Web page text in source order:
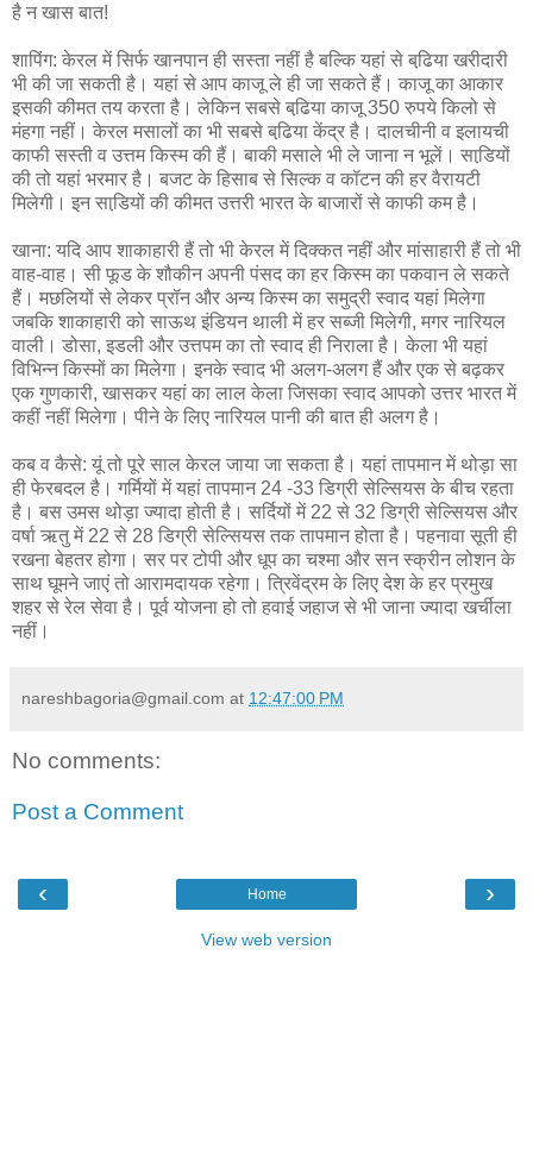
है न खास बात!
शापिंग: केरल में सिर्फ खानपान ही सस्ता नहीं है बल्कि यहां से बढि़या खरीदारी
भी की जा सकती है। यहां से आप काजू ले ही जा सकते हैं। काजू का आकार
इसकी कीमत तय करता है। लेकिन सबसे बढि़या काजू 350 रुपये किलो से
मंहगा नहीं। केरल मसालों का भी सबसे बढि़या केंद्र है। दालचीनी व इलायची
काफी सस्ती व उत्तम किस्म की हैं। बाकी मसाले भी ले जाना न भूलें। साडि़यों
की तो यहां भरमार है। बजट के हिसाब से सिल्क व कॉटन की हर वैरायटी
मिलेगी। इन साडि़यों की कीमत उत्तरी भारत के बाजारों से काफी कम है।
खाना: यदि आप शाकाहारी हैं तो भी केरल में दिक्कत नहीं और मांसाहारी हैं तो भी
वाह-वाह। सी फूड के शौकीन अपनी पंसद का हर किस्म का पकवान ले सकते
हैं। मछलियों से लेकर प्रॉन और अन्य किस्म का समुद्री स्वाद यहां मिलेगा
जबकि शाकाहारी को साऊथ इंडियन थाली में हर सब्जी मिलेगी, मगर नारियल
वाली। डोसा, इडली और उत्तपम का तो स्वाद ही निराला है। केला भी यहां
विभिन्न किस्मों का मिलेगा। इनके स्वाद भी अलग-अलग हैं और एक से बढ़कर
एक गुणकारी, खासकर यहां का लाल केला जिसका स्वाद आपको उत्तर भारत में
कहीं नहीं मिलेगा। पीने के लिए नारियल पानी की बात ही अलग है।
कब व कैसे: यूं तो पूरे साल केरल जाया जा सकता है। यहां तापमान में थोड़ा सा
ही फेरबदल है। गर्मियों में यहां तापमान 24 -33 डिग्री सेल्सियस के बीच रहता
है। बस उमस थोड़ा ज्यादा होती है। सर्दियों में 22 से 32 डिग्री सेल्सियस और
वर्षा ऋतु में 22 से 28 डिग्री सेल्सियस तक तापमान होता है। पहनावा सूती ही
रखना बेहतर होगा। सर पर टोपी और धूप का चश्मा और सन स्क्रीन लोशन के
साथ घूमने जाएं तो आरामदायक रहेगा। त्रिवेंद्रम के लिए देश के हर प्रमुख
शहर से रेल सेवा है। पूर्व योजना हो तो हवाई जहाज से भी जाना ज्यादा खर्चीला
नहीं।
nareshbagoria@gmail.com at 12:47:00 PM
No comments:
Post a Comment
‹ ›
Home
View web version